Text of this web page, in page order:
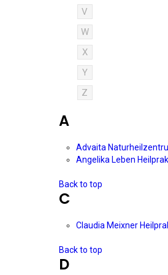
V
W
X
Y
Z
A
Advaita
Angelika Leben
Back to top
C
Claudia Meixner
Back to top
D